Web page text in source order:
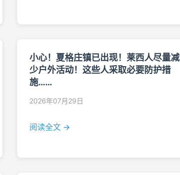
小心！夏格庄镇已出现！莱西人尽量减
少户外活动！这些人采取必要防护措
施……
2026年07月29日
阅读全文 →